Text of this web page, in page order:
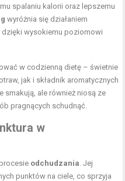
spalaniu kalorii oraz lepszemu
wyróżnia się działaniem
wysokiemu poziomowi
w codzienną dietę – świetnie
jak i składnik aromatycznych
smakują, ale również niosą ze
pragnących schudnąć.
w
odchudzania . Jej
punktów na ciele, co sprzyja